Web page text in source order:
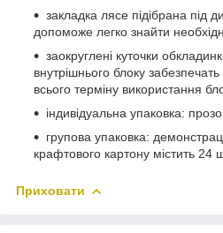
закладка лясе підібрана під
допоможе легко знайти
заокруглені куточки
внутрішнього блоку
всього терміну використання
індивідуальна упаковка:
групова упаковка:
крафтового картону містить 24
Приховати